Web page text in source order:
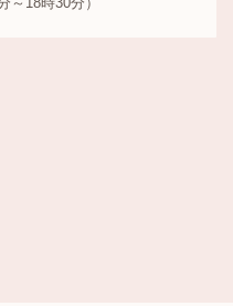
～18時30分）